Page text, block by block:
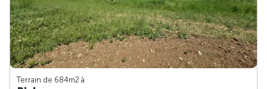
Terrain de 684m2 à